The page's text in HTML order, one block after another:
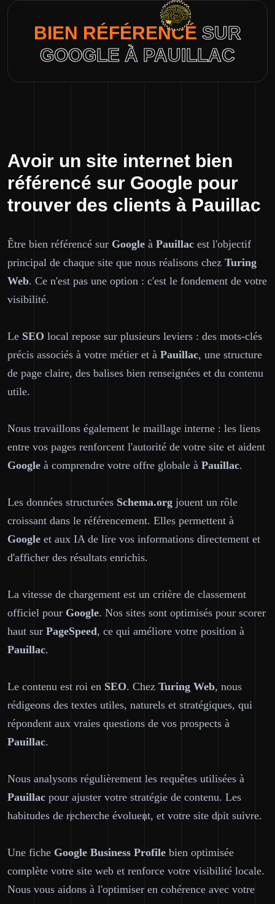
BIEN RÉFÉRENCÉ SUR
GOOGLE À PAUILLAC
Avoir un site internet bien
référencé sur Google pour
trouver des clients à Pauillac
Être bien référencé sur Google à Pauillac est l'objectif
principal de chaque site que nous réalisons chez Turing
Web. Ce n'est pas une option : c'est le fondement de votre
visibilité.
Le SEO local repose sur plusieurs leviers : des mots-clés
précis associés à votre métier et à Pauillac, une structure
de page claire, des balises bien renseignées et du contenu
utile.
Nous travaillons également le maillage interne : les liens
entre vos pages renforcent l'autorité de votre site et aident
Google à comprendre votre offre globale à Pauillac.
Les données structurées Schema.org jouent un rôle
croissant dans le référencement. Elles permettent à
Google et aux IA de lire vos informations directement et
d'afficher des résultats enrichis.
La vitesse de chargement est un critère de classement
officiel pour Google. Nos sites sont optimisés pour scorer
haut sur PageSpeed, ce qui améliore votre position à
Pauillac.
Le contenu est roi en SEO. Chez Turing Web, nous
rédigeons des textes utiles, naturels et stratégiques, qui
répondent aux vraies questions de vos prospects à
Pauillac.
Nous analysons régulièrement les requêtes utilisées à
Pauillac pour ajuster votre stratégie de contenu. Les
habitudes de recherche évoluent, et votre site doit suivre.
Une fiche Google Business Profile bien optimisée
complète votre site web et renforce votre visibilité locale.
Nous vous aidons à l'optimiser en cohérence avec votre